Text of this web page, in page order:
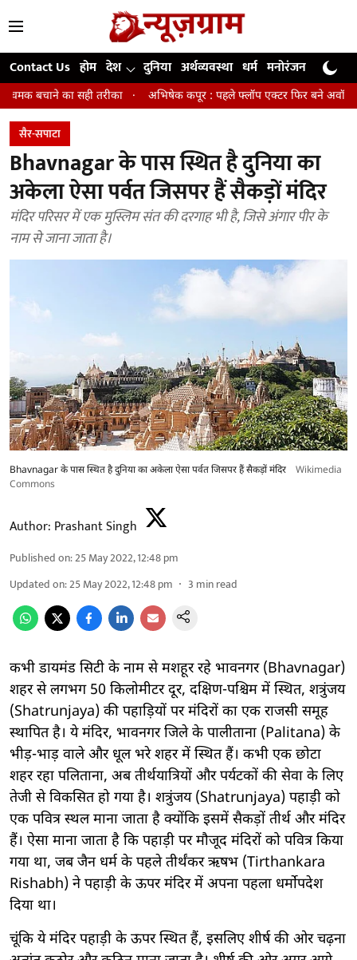
Contact Us होम देश दुनिया अर्थव्यवस्था धर्म मनोरंजन खेल
तरीका अभिषेक कपूर : पहले फ्लॉप एक्टर फिर बने अवॉर्ड विनिंग डायरेक्टर
सैर-सपाटा
Bhavnagar के पास स्थित है दुनिया का
अकेला ऐसा पर्वत जिसपर हैं सैकड़ों मंदिर
मंदिर परिसर में एक मुस्लिम संत की दरगाह भी है, जिसे अंगार पीर के
नाम से जाना जाता है।
Bhavnagar के पास स्थित है दुनिया का अकेला ऐसा पर्वत जिसपर हैं सैकड़ों मंदिर
Wikimedia
Commons
Author: Prashant Singh
Published on:25 May 2022, 12:48 pm
Updated on:25 May 2022, 12:48 pm 3 min read
कभी डायमंड सिटी के नाम से मशहूर रहे भावनगर (Bhavnagar)
शहर से लगभग 50 किलोमीटर दूर, दक्षिण-पश्चिम में स्थित, शत्रुंजय
(Shatrunjaya) की पहाड़ियों पर मंदिरों का एक राजसी समूह
स्थापित है। ये मंदिर, भावनगर जिले के पालीताना (Palitana) के
भीड़-भाड़ वाले और धूल भरे शहर में स्थित हैं। कभी एक छोटा
शहर रहा पलिताना, अब तीर्थयात्रियों और पर्यटकों की सेवा के लिए
तेजी से विकसित हो गया है। शत्रुंजय (Shatrunjaya) पहाड़ी को
एक पवित्र स्थल माना जाता है क्योंकि इसमें सैकड़ों तीर्थ और मंदिर
हैं। ऐसा माना जाता है कि पहाड़ी पर मौजूद मंदिरों को पवित्र किया
गया था, जब जैन धर्म के पहले तीर्थंकर ऋषभ (Tirthankara
Rishabh) ने पहाड़ी के ऊपर मंदिर में अपना पहला धर्मोपदेश
दिया था।
चूंकि ये मंदिर पहाड़ी के ऊपर स्थित हैं, इसलिए शीर्ष की ओर चढ़ना